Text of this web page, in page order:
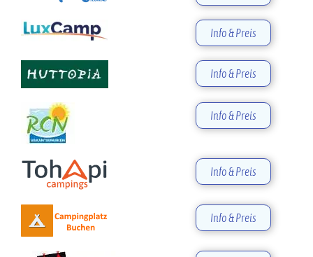
Info & Preis
Info & Preis
Info & Preis
Info & Preis
Info & Preis